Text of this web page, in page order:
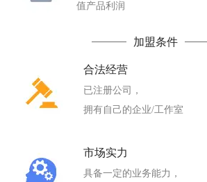
值产品利润
加盟条件
合法经营
已注册公司，
拥有自己的企业/工作室
市场实力
具备一定的业务能力，